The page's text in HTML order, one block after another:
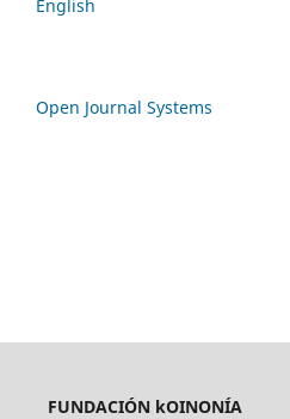
English
Open Journal Systems
FUNDACIÓN kOINONÍA